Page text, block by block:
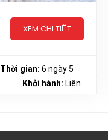
XEM CHI TIẾT
Thời gian: 6 ngày 5
Khởi hành: Liên